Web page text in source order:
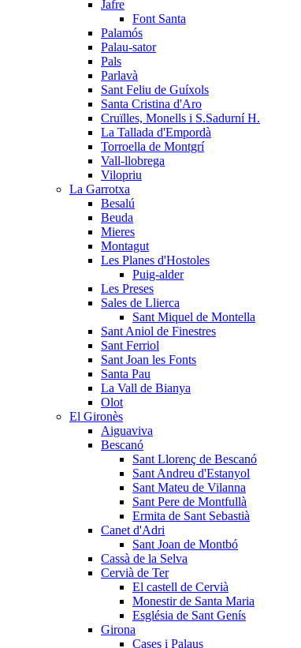
Jafre
Font Santa
Palamós
Palau-sator
Pals
Parlavà
Sant Feliu de Guíxols
Santa Cristina d'Aro
Cruïlles, Monells i S.Sadurní H.
La Tallada d'Empordà
Torroella de Montgrí
Vall-llobrega
Vilopriu
La Garrotxa
Besalú
Beuda
Mieres
Montagut
Les Planes d'Hostoles
Puig-alder
Les Preses
Sales de Llierca
Sant Miquel de Montella
Sant Aniol de Finestres
Sant Ferriol
Sant Joan les Fonts
Santa Pau
La Vall de Bianya
Olot
El Gironès
Aiguaviva
Bescanó
Sant Llorenç de Bescanó
Sant Andreu d'Estanyol
Sant Mateu de Vilanna
Sant Pere de Montfullà
Ermita de Sant Sebastià
Canet d'Adri
Sant Joan de Montbó
Cassà de la Selva
Cervià de Ter
El castell de Cervià
Monestir de Santa Maria
Església de Sant Genís
Girona
Cases i Palaus